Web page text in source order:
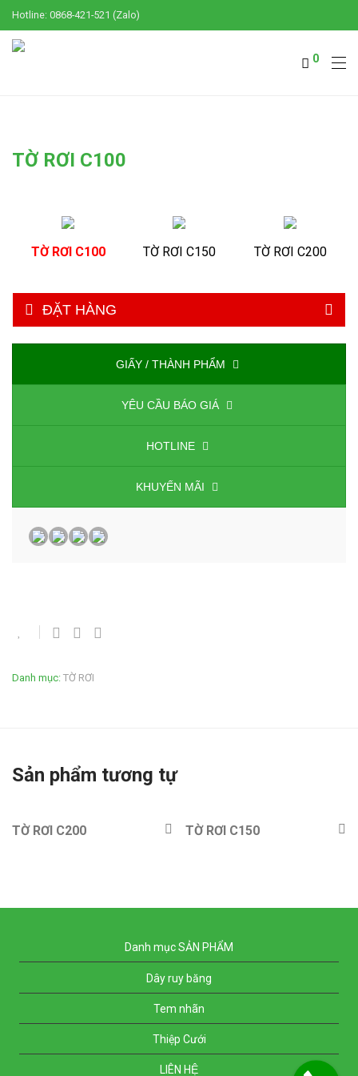
Hotline: 0868-421-521 (Zalo)
0
TỜ RƠI C100
TỜ RƠI C100 TỜ RƠI C150 TỜ RƠI C200
ĐẶT HÀNG
GIẤY / THÀNH PHẨM
YÊU CẦU BÁO GIÁ
HOTLINE
KHUYẾN MÃI
Danh mục: TỜ RƠI
Sản phẩm tương tự
TỜ RƠI C200 TỜ RƠI C150
Danh mục SẢN PHẨM
Dây ruy băng
Tem nhãn
Thiệp Cưới
LIÊN HỆ